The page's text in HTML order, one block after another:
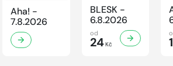
Aha! -
7.8.2026
BLESK -
6.8.2026
od
24Kč